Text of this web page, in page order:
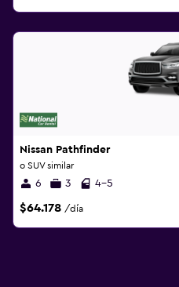
Nissan Pathfinder
o SUV similar
6 3 4-5
$64.178 /día